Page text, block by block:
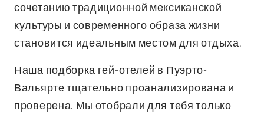
сочетанию традиционной мексиканской
культуры и современного образа жизни
становится идеальным местом для отдыха.
Наша подборка гей-отелей в Пуэрто-
Вальярте тщательно проанализирована и
проверена. Мы отобрали для тебя только